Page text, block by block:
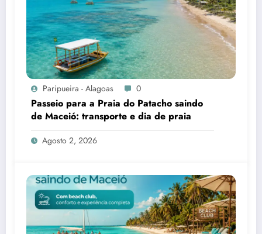
Paripueira - Alagoas 0
Passeio para a Praia do Patacho saindo
de Maceió: transporte e dia de praia
Agosto 2, 2026